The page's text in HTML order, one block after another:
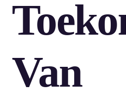
Van